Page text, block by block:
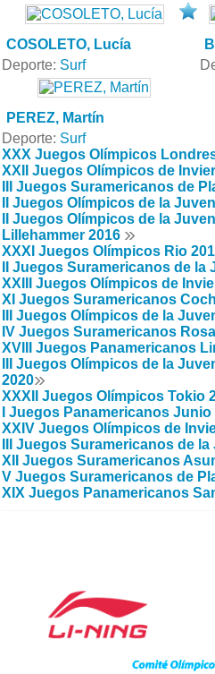
COSOLETO, Lucía
Deporte: Surf
PEREZ, Martín
Deporte: Surf
XXX Juegos Olímpicos
XXII Juegos Olímpicos de
III Juegos Suramericanos de
II Juegos Olímpicos de la
II Juegos Olímpicos de la
Lillehammer 2016
XXXI Juegos Olímpicos Rio
II Juegos Suramericanos de
XXIII Juegos Olímpicos de
XI Juegos Suramericanos
III Juegos Olímpicos de la
IV Juegos Suramericanos
XVIII Juegos Panamericanos
III Juegos Olímpicos de la
2020
XXXII Juegos Olímpicos Tokio
I Juegos Panamericanos Junio
XXIV Juegos Olímpicos de
III Juegos Suramericanos de
XII Juegos Suramericanos
V Juegos Suramericanos de
XIX Juegos Panamericanos